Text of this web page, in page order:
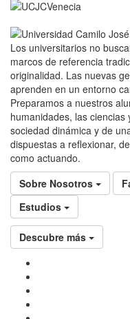
Los universitarios no
marcos de referencia
originalidad. Las nuevas
aprenden en un entorno
Preparamos a nuestros
humanidades, las
sociedad dinámica y de
dispuestas a reflexionar,
como actuando.
Sobre Nosotros
Estudios
Descubre más